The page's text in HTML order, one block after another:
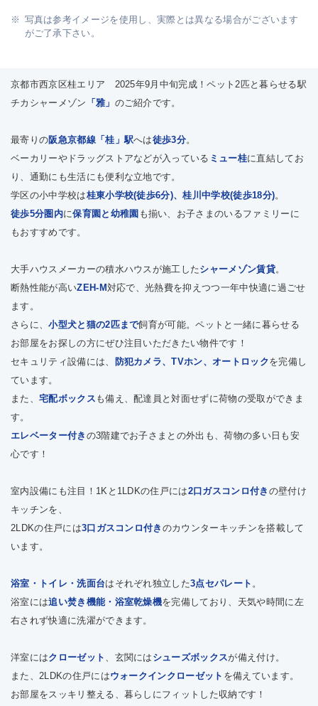
写真は参考イメージを使用し、実際とは異なる場合がございます
がご了承下さい。
京都市西京区桂エリア 2025年9月中旬完成！ペット2匹と暮らせる駅
チカシャーメゾン 「雅」 のご紹介です。
最寄りの阪急京都線「桂」駅へは徒歩3分。
ベーカリーやドラッグストアなどが入っている ミュー桂に直結してお
り、通勤にも生活にも便利な立地です。
学区の小中学校は桂東小学校(徒歩6分)、桂川中学校(徒歩18分)。
徒歩5分圏内に保育園と幼稚園 も揃い、お子さまのいるファミリーに
もおすすめです。
大手ハウスメーカーの積水ハウスが施工したシャーメゾン賃貸。
断熱性能が高いZEH-M対応で、光熱費を抑えつつ一年中快適に過ごせ
ます。
さらに、小型犬と猫の2匹まで飼育が可能。ペットと一緒に暮らせる
お部屋をお探しの方にぜひ注目いただきたい物件です！
セキュリティ設備には、
防犯カメラ、TVホン、オートロックを完備し
ています。
また、 宅配ボックス も備え、配達員と対面せずに荷物の受取ができま
す。
エレベーター付き の3階建でお子さまとの外出も、荷物の多い日も安
心です！
室内設備にも注目！1Kと1LDKの住戸には2口ガスコンロ付き の壁付け
キッチンを、
2LDKの住戸には3口ガスコンロ付き のカウンターキッチンを搭載して
います。
浴室・トイレ・洗面台はそれぞれ独立した3点セパレート 。
浴室には追い焚き機能・浴室乾燥機を完備しており、天気や時間に左
右されず快適に洗濯ができます。
洋室にはクローゼット 、玄関には シューズボックスが備え付け。
また、2LDKの住戸にはウォークインクローゼット を備えています。
お部屋をスッキリ整える、暮らしにフィットした収納です！